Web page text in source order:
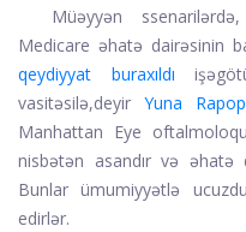
Müəyyən
Medicare əhatə dairəsinin
qeydiyyat buraxıldı
vasitəsilə,deyir Yuna
Manhattan Eye
nisbətən asandır və
Bunlar ümumiyyətlə
edirlər.